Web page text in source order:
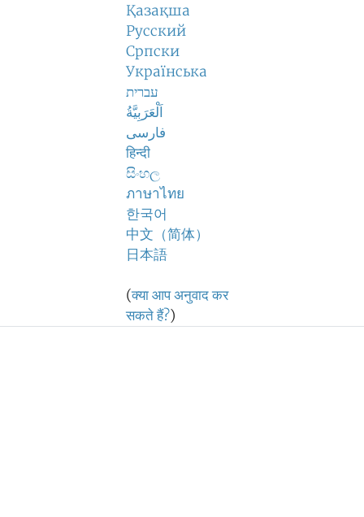
Қазақша
Русский
Српски
Українська
עברית
اَلْعَرَبِيَّةُ
فارسی
हिन्दी
සිංහල
ภาษาไทย
한국어
中文（简体）
日本語
(क्या आप अनुवाद कर
सकते हैं?)